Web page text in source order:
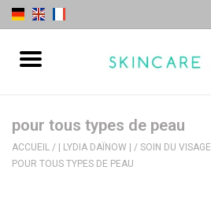
| Sothys |
| Lydia Daïnow |
pour tous types de peau
ACCUEIL / | LYDIA DAÏNOW | / SOIN DU VISAGE
POUR TOUS TYPES DE PEAU